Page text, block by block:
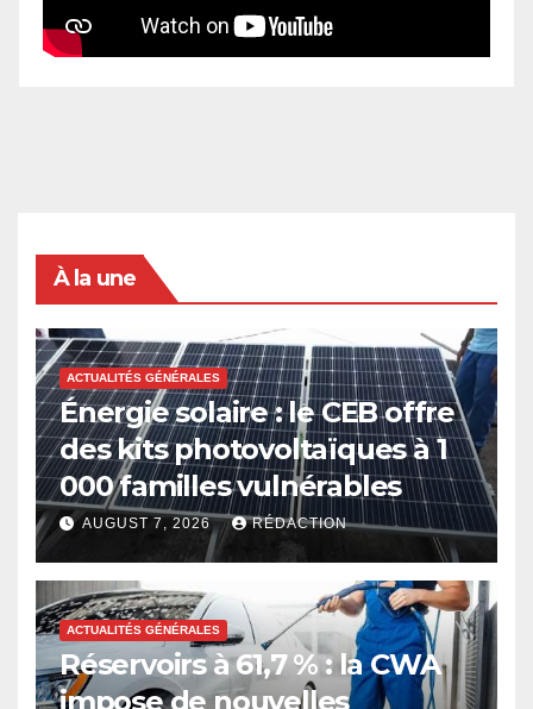
À la une
ACTUALITÉS GÉNÉRALES
Énergie solaire : le CEB offre
des kits photovoltaïques à 1
000 familles vulnérables
AUGUST 7, 2026 RÉDACTION
ACTUALITÉS GÉNÉRALES
Réservoirs à 61,7 % : la CWA
impose de nouvelles